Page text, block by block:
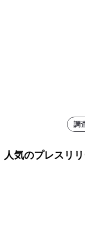
調
人気のプレスリ